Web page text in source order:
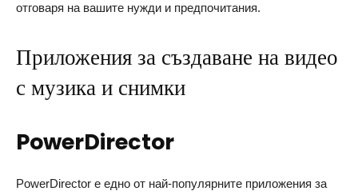
отговаря на вашите нужди и предпочитания.
Приложения за създаване на видео
с музика и снимки
PowerDirector
PowerDirector е едно от най-популярните приложения за